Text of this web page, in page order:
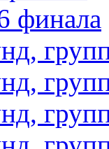
финала